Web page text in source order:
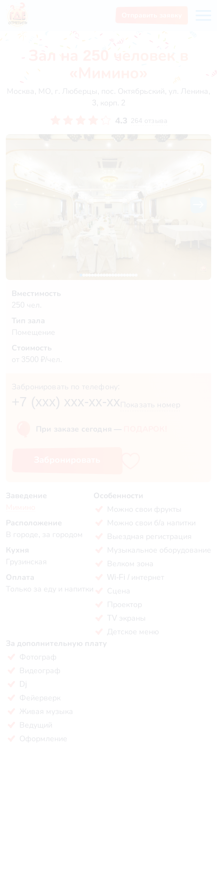
Зал на 250 человек в
Москва, МО, г. Люберцы, пос. Октябрьский, ул. Ленина,
3, корп. 2
4.3 264 отзыва
Вместимость
250 чел.
Тип зала
Помещение
Стоимость
от 3500 ₽/чел.
Забронировать по телефону:
+7 (xxx) xxx-xx-xx Показать номер
При заказе сегодня —
Заведение
Расположение
В городе, за городом
Кухня
Грузинская
Оплата
Только за еду и напитки
Особенности
Можно свои фрукты
Можно свои б/а напитки
Выездная регистрация
Музыкальное оборудование
Велком зона
Wi-Fi / интернет
Сцена
Проектор
TV экраны
Детское меню
За дополнительную плату
Фотограф
Видеограф
Dj
Фейерверк
Живая музыка
Ведущий
Оформление